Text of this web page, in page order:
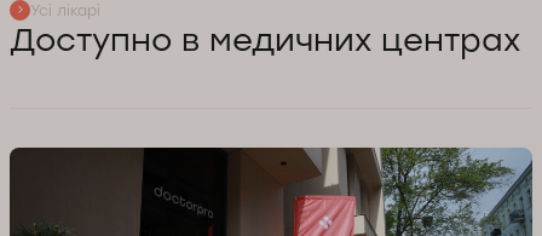
Усі лікарі
Доступно в медичних центрах